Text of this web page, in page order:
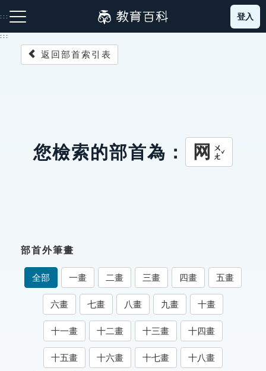
到
主
:::
成語故事
索引選單
知識索引
單字索引
生命大百科索引
登入
:::
返回部首索引表
您檢索的部首為： 网 ㄨㄤˇ
部首外筆畫
全部 一畫 二畫 三畫 四畫 五畫
六畫 七畫 八畫 九畫 十畫
十一畫 十二畫 十三畫 十四畫
十五畫 十六畫 十七畫 十八畫